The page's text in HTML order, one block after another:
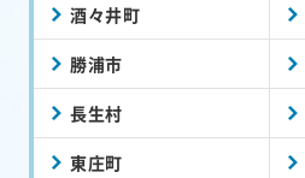
酒々井町
勝浦市
長生村
東庄町